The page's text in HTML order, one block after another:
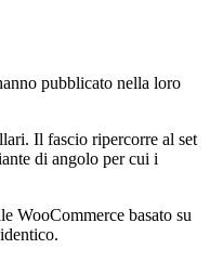
pubblicato nella loro
Il fascio ripercorre al set
di angolo per cui i
WooCommerce basato su